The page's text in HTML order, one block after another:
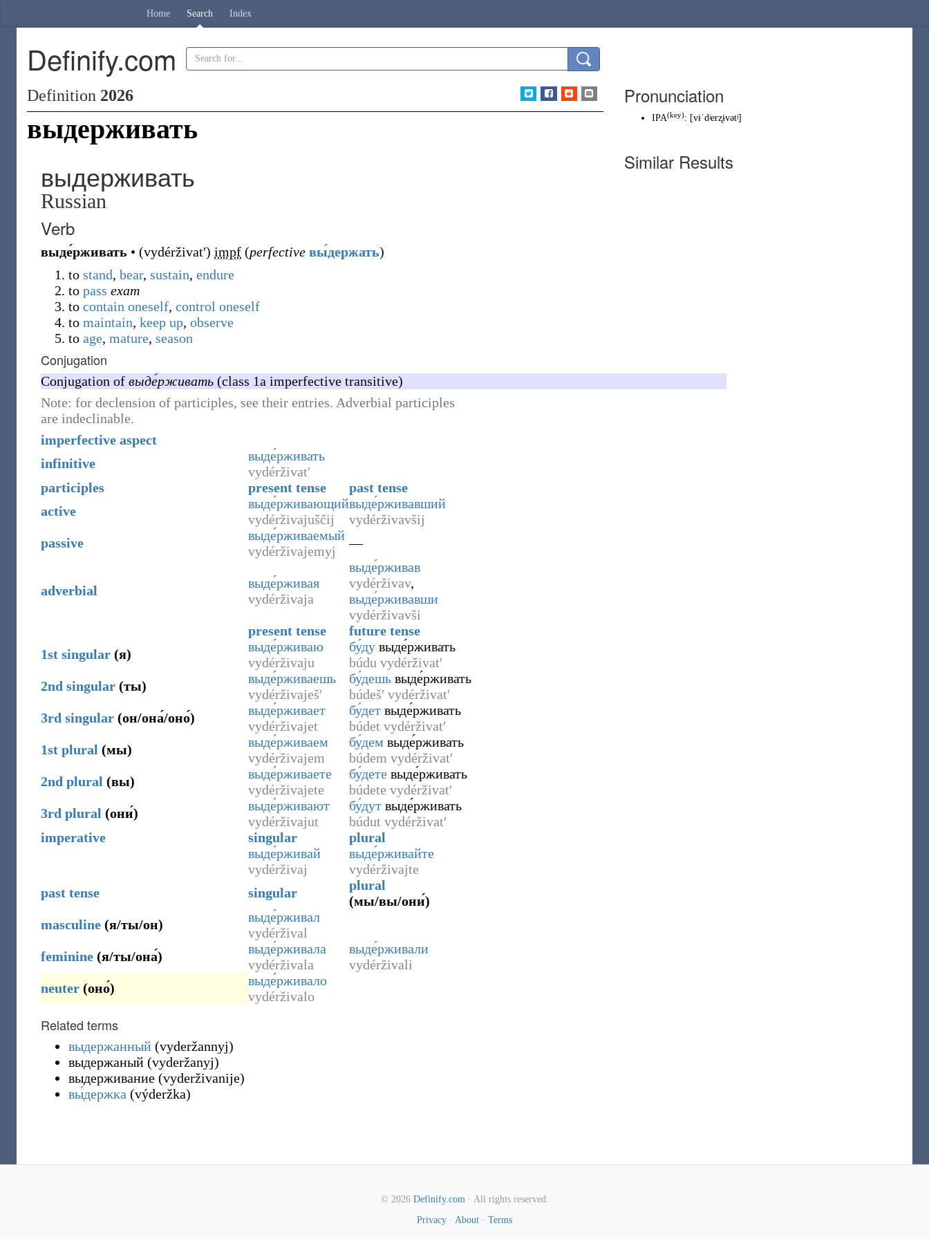
Home Search Index
Definify.com
Definition 2026
выдерживать
выдерживать
Russian
Verb
выде́рживать • (vydérživatʹ) impf (perfective вы́держать)
to stand, bear, sustain, endure
to pass exam
to contain oneself, control oneself
to maintain, keep up, observe
to age, mature, season
Conjugation
Conjugation of выде́рживать (class 1a imperfective transitive)
Note: for declension of participles, see their entries. Adverbial participles
are indeclinable.
imperfective aspect
infinitive
выде́рживать
vydérživatʹ
participles
present tense
past tense
active
выде́рживающий
vydérživajuščij
выде́рживавший
vydérživavšij
passive
выде́рживаемый
vydérživajemyj
—
adverbial
выде́рживая
vydérživaja
выде́рживав
vydérživav,
выде́рживавши
vydérživavši
present tense
future tense
1st singular (я)
выде́рживаю
vydérživaju
бу́ду выде́рживать
búdu vydérživatʹ
2nd singular (ты)
выде́рживаешь
vydérživaješʹ
бу́дешь выде́рживать
búdešʹ vydérživatʹ
3rd singular (он/она́/оно́)
выде́рживает
vydérživajet
бу́дет выде́рживать
búdet vydérživatʹ
1st plural (мы)
выде́рживаем
vydérživajem
бу́дем выде́рживать
búdem vydérživatʹ
2nd plural (вы)
выде́рживаете
vydérživajete
бу́дете выде́рживать
búdete vydérživatʹ
3rd plural (они́)
выде́рживают
vydérživajut
бу́дут выде́рживать
búdut vydérživatʹ
imperative
singular
plural
выде́рживай
vydérživaj
выде́рживайте
vydérživajte
past tense
singular
plural
(мы/вы/они́)
masculine (я/ты/он)
выде́рживал
vydéržival
выде́рживали
vydérživali
feminine (я/ты/она́)
выде́рживала
vydérživala
neuter (оно́)
выде́рживало
vydérživalo
Related terms
выдержанный (vyderžannyj)
выдержаный (vyderžanyj)
выдерживание (vyderživanije)
вы́держка (výderžka)
Pronunciation
IPA(key): [vɨˈdʲerʐɨvətʲ]
Similar Results
© 2026 Definify.com· All rights reserved.
Privacy · About · Terms